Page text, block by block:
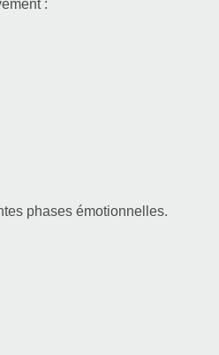
:
phases émotionnelles.